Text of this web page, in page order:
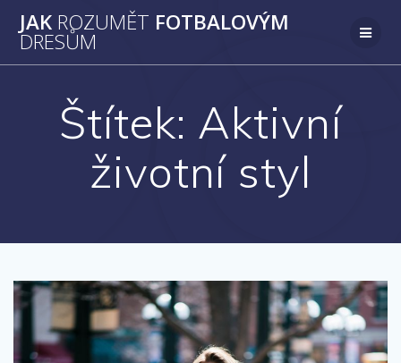
na
JAK ROZUMĚT FOTBALOVÝM
DRESŮM
Štítek: Aktivní
životní styl